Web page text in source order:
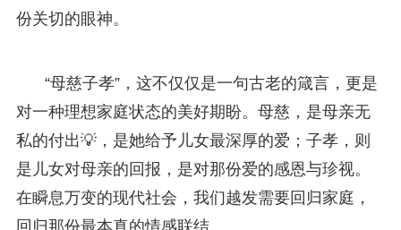
份关切的眼神。
“母慈子孝”，这不仅仅是一句古老的箴言，更是
对一种理想家庭状态的美好期盼。母慈，是母亲无
私的付出💡，是她给予儿女最深厚的爱；子孝，则
是儿女对母亲的回报，是对那份爱的感恩与珍视。
在瞬息万变的现代社会，我们越发需要回归家庭，
回归那份最本真的情感联结。